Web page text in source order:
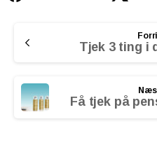
Reading
Tjek 3 ting i